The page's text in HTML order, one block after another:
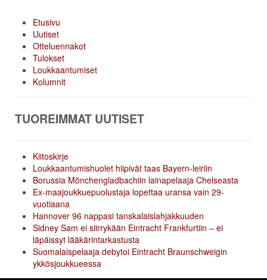
Etusivu
Uutiset
Otteluennakot
Tulokset
Loukkaantumiset
Kolumnit
TUOREIMMAT UUTISET
Kiitoskirje
Loukkaantumishuolet hiipivät taas Bayern-leiriin
Borussia Mönchengladbachiin lainapelaaja Chelseasta
Ex-maajoukkuepuolustaja lopettaa uransa vain 29-
vuotiaana
Hannover 96 nappasi tanskalaislahjakkuuden
Sidney Sam ei siirrykään Eintracht Frankfurtiin – ei
läpäissyt lääkärintarkastusta
Suomalaispelaaja debytoi Eintracht Braunschweigin
ykkösjoukkueessa